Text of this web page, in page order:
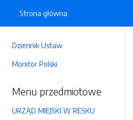
Dziennik Ustaw
Monitor Polski
Menu przedmiotowe
URZĄD MIEJSKI W RESKU
Strona główna